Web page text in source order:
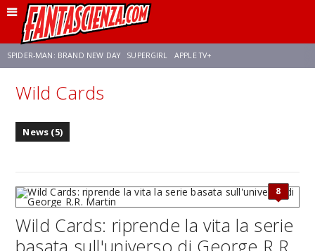
SPIDER-MAN: BRAND NEW DAY SUPERGIRL APPLE TV+
FRANCO RICCIARDIELLO
Wild Cards
News (5)
8
Wild Cards: riprende la vita la serie
basata sull'universo di George R.R.